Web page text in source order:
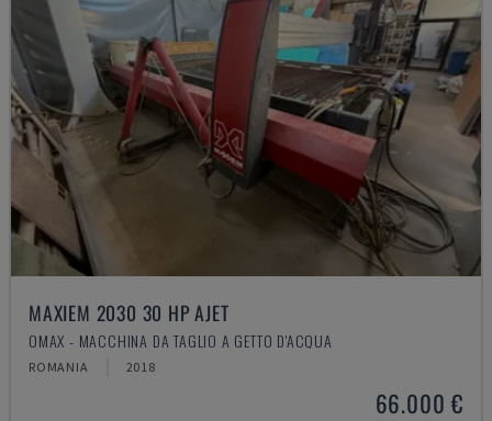
MAXIEM 2030 30 HP AJET
OMAX - MACCHINA DA TAGLIO A GETTO D'ACQUA
ROMANIA 2018
66.000 €